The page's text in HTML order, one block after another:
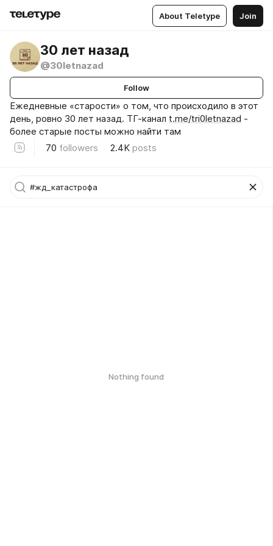
About Teletype Join
30 лет назад
@30letnazad
Follow
Ежедневные «старости» о том, что происходило в этот
день, ровно 30 лет назад. ТГ-канал t.me/tri0letnazad -
более старые посты можно найти там
70 followers 2.4K posts
Nothing found